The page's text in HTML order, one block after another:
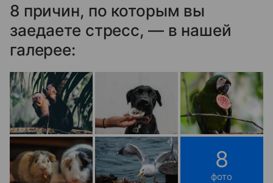
8 причин, по которым вы
заедаете стресс, — в нашей
галерее:
8
фото